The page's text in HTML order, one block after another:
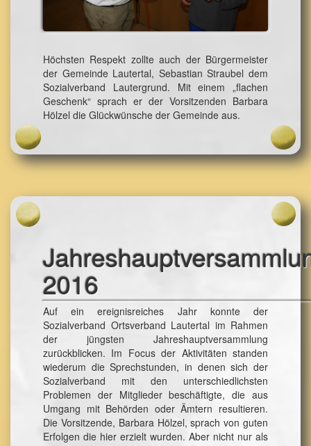
Höchsten Respekt zollte auch der Bürgermeister
der Gemeinde Lautertal, Sebastian Straubel dem
Sozialverband Lautergrund. Mit einem „flachen
Geschenk“ sprach er der Vorsitzenden Barbara
Hölzel die Glückwünsche der Gemeinde aus.
2016
Auf ein ereignisreiches Jahr konnte der
Sozialverband Ortsverband Lautertal im Rahmen
der jüngsten Jahreshauptversammlung
zurückblicken. Im Focus der Aktivitäten standen
wiederum die Sprechstunden, in denen sich der
Sozialverband mit den unterschiedlichsten
Problemen der Mitglieder beschäftigte, die aus
Umgang mit Behörden oder Ämtern resultieren.
Die Vorsitzende, Barbara Hölzel, sprach von guten
Erfolgen die hier erzielt wurden. Aber nicht nur als